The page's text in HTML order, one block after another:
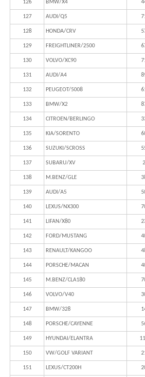
126 BMW/X4
127 AUDI/Q5
128 HONDA/CRV
129 FREIGHTLINER/2500
130 VOLVO/XC90
131 AUDI/A4
132 PEUGEOT/5008
133 BMW/X2
134 CITROEN/BERLINGO
135 KIA/SORENTO
136 SUZUKI/SCROSS
137 SUBARU/XV 2
138 M.BENZ/GLE
139 AUDI/A5
140 LEXUS/NX300
141 LIFAN/X80
142 FORD/MUSTANG
143 RENAULT/KANGOO
144 PORSCHE/MACAN
145 M.BENZ/CLA180
146 VOLVO/V40
147 BMW/328
148 PORSCHE/CAYENNE
149 HYUNDAI/ELANTRA
150 VW/GOLF VARIANT
151 LEXUS/CT200H